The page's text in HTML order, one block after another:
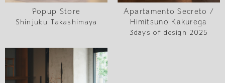
Popup Store
Shinjuku Takashimaya
Apartamento Secreto /
Himitsuno Kakurega
3days of design 2025